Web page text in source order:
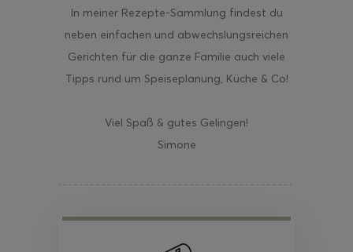
In meiner Rezepte-Sammlung findest du
neben einfachen und abwechslungsreichen
Gerichten für die ganze Familie auch viele
Tipps rund um Speiseplanung, Küche & Co!
Viel Spaß & gutes Gelingen!
Simone